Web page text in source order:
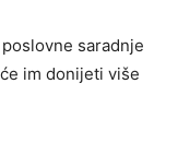
saradnje
im donijeti više